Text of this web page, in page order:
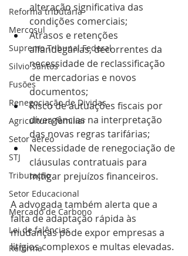
Reforma tributária
Mercosul
Supremo Tribunal Federal
Silvio Santos
Fusões
Renegociação de Dividas
Agricultura familiar
Setor aéreo
STJ
Tributação
Setor Educacional
Mercado de Carbono
Lei de falências
Reforma
alteração significativa das
condições comerciais;
Atrasos e retenções
alfandegárias, decorrentes da
necessidade de reclassificação
de mercadorias e novos
documentos;
Risco de autuações fiscais por
divergências na interpretação
das novas regras tarifárias;
Necessidade de renegociação de
cláusulas contratuais para
mitigar prejuízos financeiros.
A advogada também alerta que a
falta de adaptação rápida às
mudanças pode expor empresas a
litígios complexos e multas elevadas.